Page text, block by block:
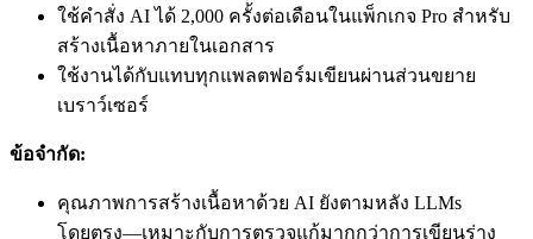
ใช้คำสั่ง AI ได้ 2,000 ครั้งต่อเดือนในแพ็กเกจ Pro สำหรับ
สร้างเนื้อหาภายในเอกสาร
ใช้งานได้กับแทบทุกแพลตฟอร์มเขียนผ่านส่วนขยาย
เบราว์เซอร์
ข้อจำกัด:
คุณภาพการสร้างเนื้อหาด้วย AI ยังตามหลัง LLMs
โดยตรง—เหมาะกับการตรวจแก้มากกว่าการเขียนร่าง